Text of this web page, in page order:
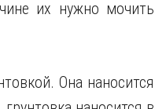
их нужно мочить
Она наносится